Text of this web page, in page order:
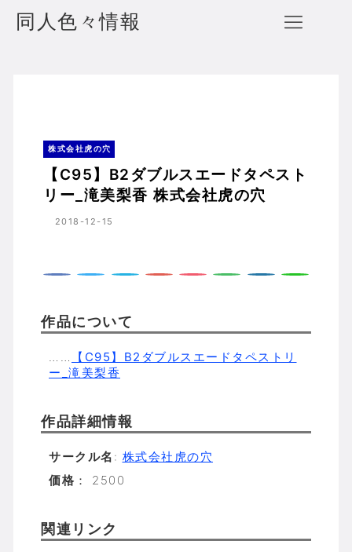
同人色々情報
株式会社虎の穴
【C95】B2ダブルスエードタペスト
リー_滝美梨香 株式会社虎の穴
2018-12-15
作品について
……
【C95】B2ダブルスエードタペストリ
ー_滝美梨香
作品詳細情報
サークル名 : 株式会社虎の穴
価格 ： 2500
関連リンク